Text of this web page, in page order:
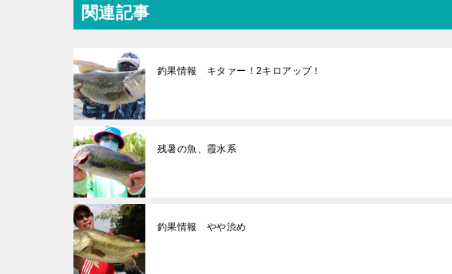
関連記事
釣果情報 キタァー！2キロアップ！
残暑の魚、霞水系
釣果情報 やや渋め